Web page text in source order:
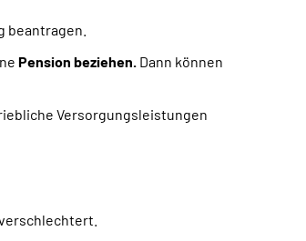
beantragen.
Pension beziehen. Dann können
Versorgungsleistungen